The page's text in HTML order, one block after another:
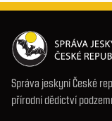
Správa jeskyní České
přírodní dědictví